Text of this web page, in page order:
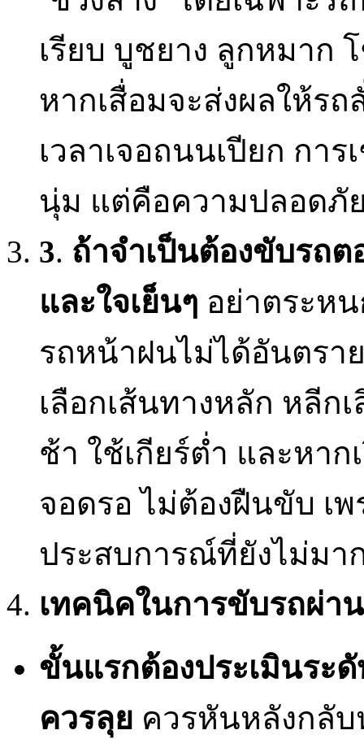
เรียบ บูชยาง ลูกหมาก
หากเสื่อมจะส่งผลให้ร
เวลาเจอถนนเปียก กา
นุ่ม แต่คือความปลอดภั
3. ถ้าจำเป็นต้องขับรถ
และใจเย็นๆ อย่าตระห
รถหน้าฝนไม่ได้อันตรา
เลือกเส้นทางหลัก หลีก
ช้า ใช้เกียร์ต่ำ และหา
จอดรอ ไม่ต้องฝืนขับ เ
ประสบการณ์ที่ยังไม่มา
เทคนิคในการขับรถผ่า
ขั้นแรกต้องประเมินระ
ควรลุย ควรหันหลังกลับ